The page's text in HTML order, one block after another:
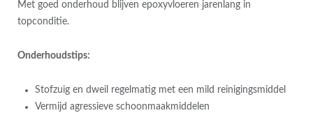
Met goed onderhoud blijven epoxyvloeren jarenlang in
topconditie.
Onderhoudstips:
Stofzuig en dweil regelmatig met een mild reinigingsmiddel
Vermijd agressieve schoonmaakmiddelen